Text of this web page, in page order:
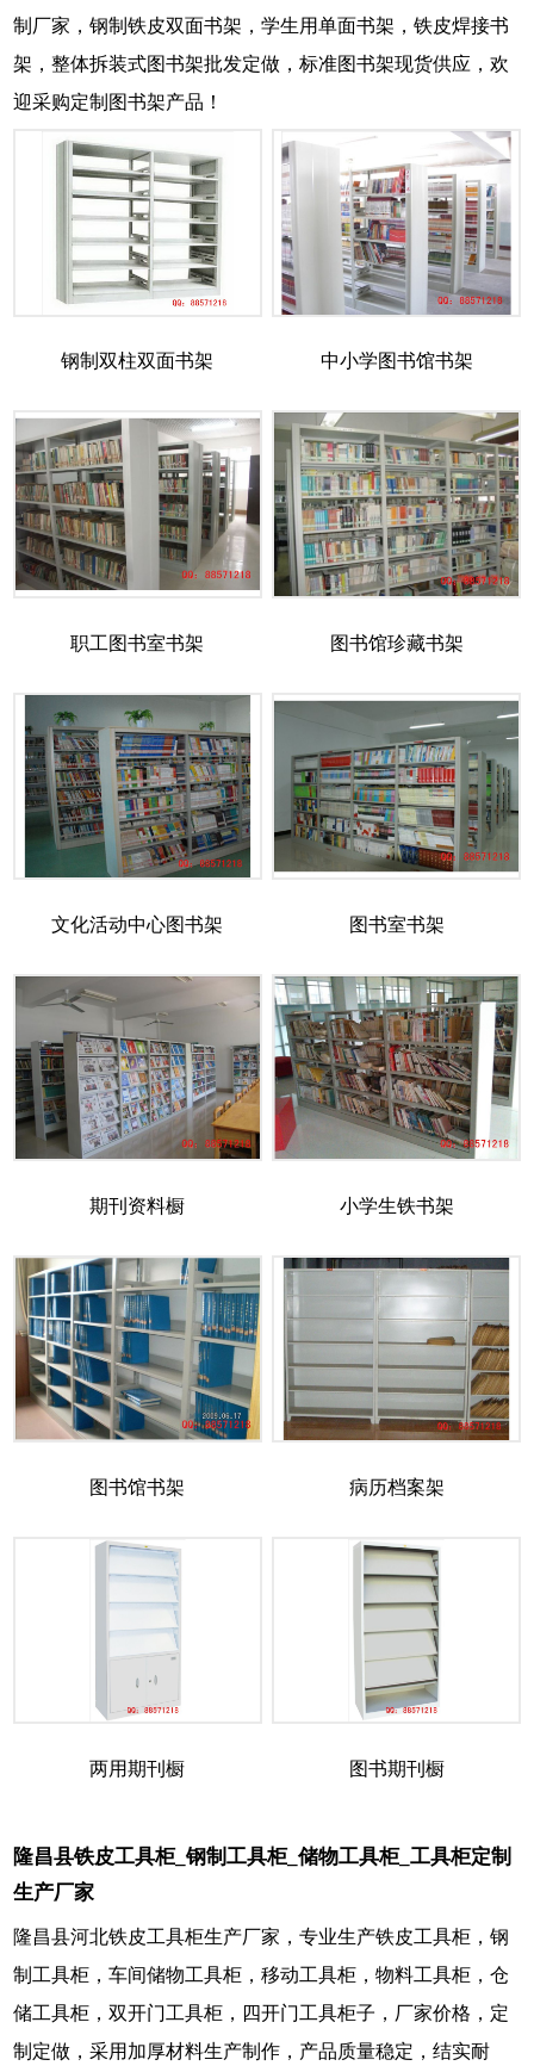
制厂家，钢制铁皮双面书架，学生用单面书架，铁皮焊接书
架，整体拆装式图书架批发定做，标准图书架现货供应，欢
迎采购定制图书架产品！
钢制双柱双面书架 中小学图书馆书架
职工图书室书架 图书馆珍藏书架
文化活动中心图书架 图书室书架
期刊资料橱 小学生铁书架
图书馆书架 病历档案架
两用期刊橱 图书期刊橱
隆昌县铁皮工具柜_钢制工具柜_储物工具柜_工具柜定制
生产厂家
隆昌县河北铁皮工具柜生产厂家，专业生产铁皮工具柜，钢
制工具柜，车间储物工具柜，移动工具柜，物料工具柜，仓
储工具柜，双开门工具柜，四开门工具柜子，厂家价格，定
制定做，采用加厚材料生产制作，产品质量稳定，结实耐